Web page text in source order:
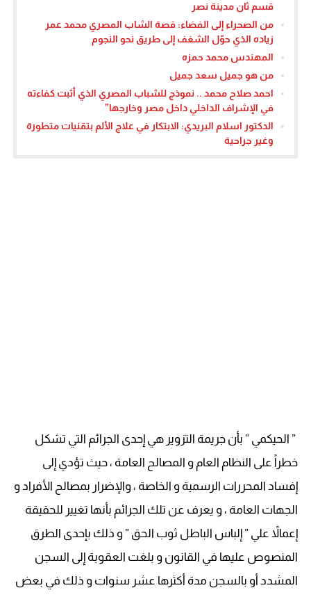
قسم ثان مدينة نصر
من الصحراء إلى الفضاء: قصة الشاب المصري محمد عمر
زياده الذي حوّل الشغف إلى طريق نحو النجوم
المهندس محمد حمزه
من هو جميل سعد جميل
احمد صلاح محمد .. نموذج للشباب المصري الذي أثبت كفاءته
في الإشراف الداخلي داخل مصر وخارجها”
الدكتور اسلام البريدي: الابتكار في علاج الألم بتقنيات متطورة
وغير جراحية
” الحيكمي ” بأن جريمة التزوير هي إحدى الجرائم التي تشكل
خطراً على النظام العام و المصالح العامة ، حيث تؤدي إلى
إفساد المحررات الرسمية و الخاصة ، والإضرار بمصالح الأفراد و
الجهات العامة ، و يعرف عن تلك الجرائم بأنها تغيير للحقيقة
إعمالاً علي ” إلباس الباطل ثوب الحق ” و ذلك بإحدى الطرق
المنصوص عليها في القانون و بلغت العقوبة إلى السجن
المشدد أو بالسجن مدة أكثرها عشر سنوات و ذلك في بعض